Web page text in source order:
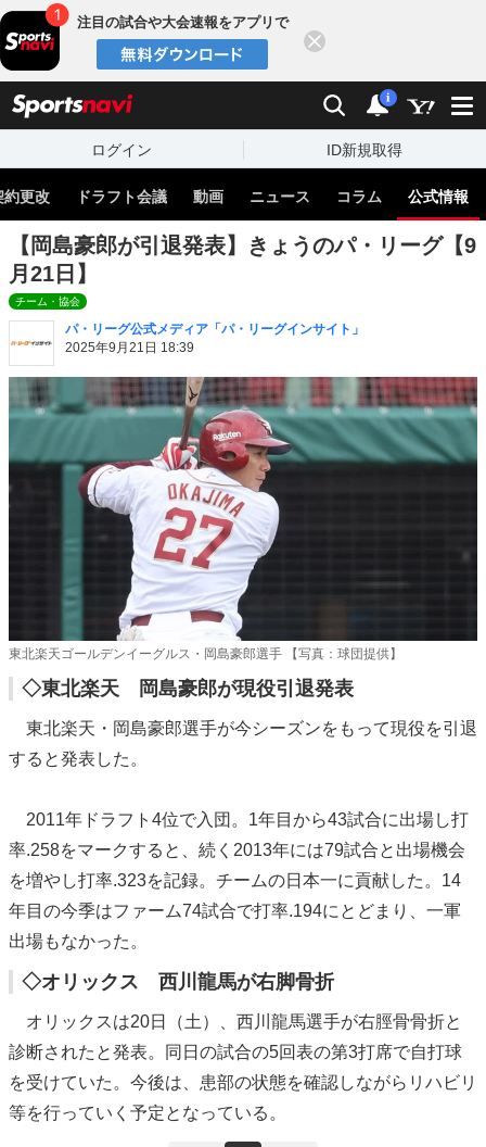
注目の試合や大会速報をアプリで
検索 通知
i
ログイン ID新規取得
約更改 ドラフト会議 動画 ニュース コラム 公式情報
【岡島豪郎が引退発表】きょうのパ・リーグ【9
月21日】
チーム・協会
パ・リーグ公式メディア「パ・リーグインサイト」
2025年9月21日 18:39
東北楽天ゴールデンイーグルス・岡島豪郎選手 【写真：球団提供】
◇東北楽天 岡島豪郎が現役引退発表
東北楽天・岡島豪郎選手が今シーズンをもって現役を引退
すると発表した。
2011年ドラフト4位で入団。1年目から43試合に出場し打
率.258をマークすると、続く2013年には79試合と出場機会
を増やし打率.323を記録。チームの日本一に貢献した。14
年目の今季はファーム74試合で打率.194にとどまり、一軍
出場もなかった。
◇オリックス 西川龍馬が右脚骨折
オリックスは20日（土）、西川龍馬選手が右脛骨骨折と
診断されたと発表。同日の試合の5回表の第3打席で自打球
を受けていた。今後は、患部の状態を確認しながらリハビリ
等を行っていく予定となっている。